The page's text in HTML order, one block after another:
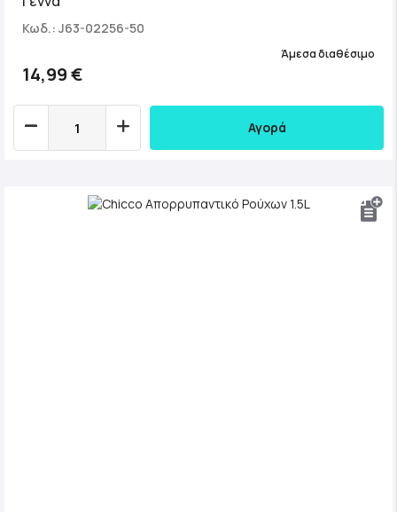
Κωδ.: J63-02256-50
14,99 €
Άμεσα διαθέσιμο
Αγορά